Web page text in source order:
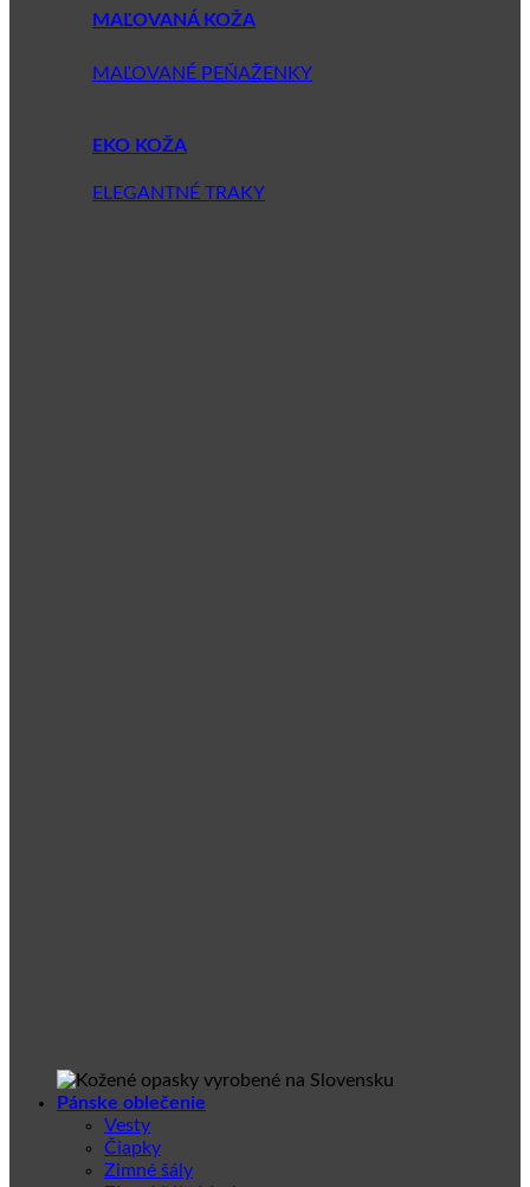
MAĽOVANÁ KOŽA
MAĽOVANÉ PEŇAŽENKY
EKO KOŽA
ELEGANTNÉ TRAKY
Pánske oblečenie
Vesty
Čiapky
Zimné šály